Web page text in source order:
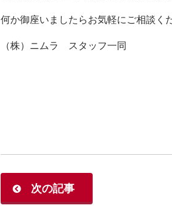
何か御座いましたらお気軽にご相談く
（株）ニムラ スタッフ一同
次の記事